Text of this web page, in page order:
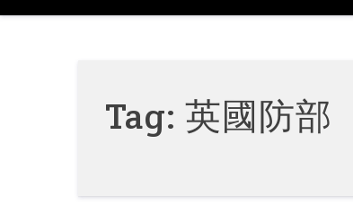
Tag: 英國防部